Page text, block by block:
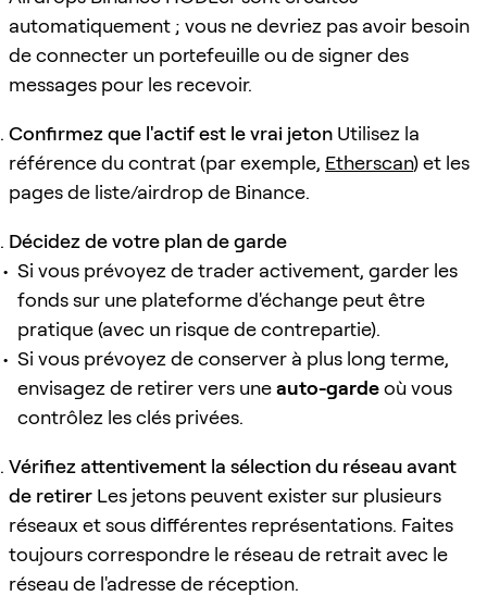
automatiquement ; vous ne devriez pas avoir besoin
de connecter un portefeuille ou de signer des
messages pour les recevoir.
Confirmez que l'actif est le vrai jeton Utilisez la
référence du contrat (par exemple, Etherscan) et les
pages de liste/airdrop de Binance.
Décidez de votre plan de garde
Si vous prévoyez de trader activement, garder les
fonds sur une plateforme d'échange peut être
pratique (avec un risque de contrepartie).
Si vous prévoyez de conserver à plus long terme,
envisagez de retirer vers uneauto-gardeoù vous
contrôlez les clés privées.
Vérifiez attentivement la sélection du réseau avant
de retirer Les jetons peuvent exister sur plusieurs
réseaux et sous différentes représentations. Faites
toujours correspondre le réseau de retrait avec le
réseau de l'adresse de réception.